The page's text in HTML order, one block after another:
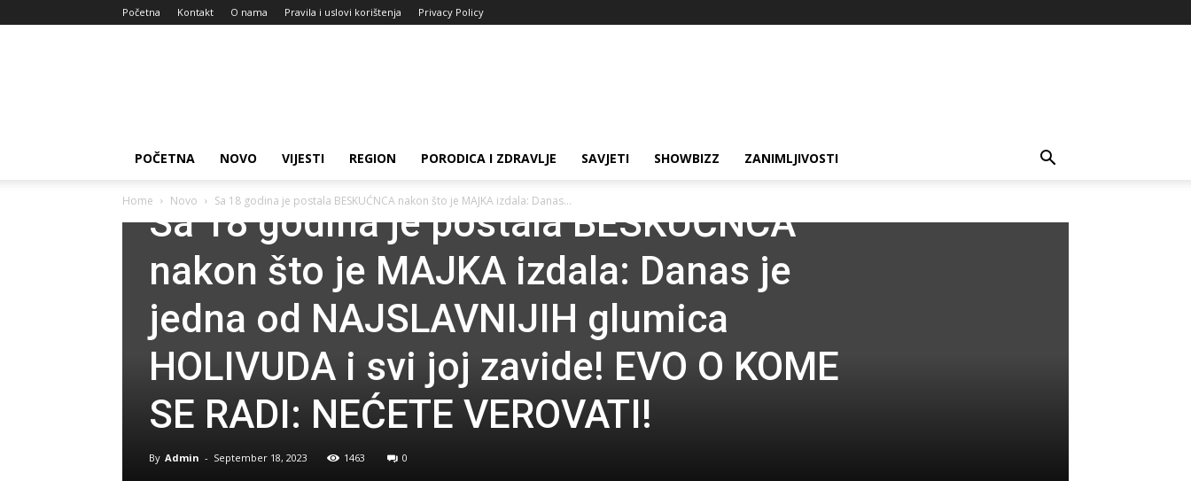
Početna Kontakt O nama Pravila i uslovi korištenja Privacy Policy
POČETNA NOVO VIJESTI REGION PORODICA I ZDRAVLJE SAVJETI SHOWBIZZ ZANIMLJIVOSTI
Home Novo Sa 18 godina je postala BESKUĆNCA nakon što je MAJKA izdala: Danas...
Sa 18 godina je postala BESKUĆNCA
nakon što je MAJKA izdala: Danas je
jedna od NAJSLAVNIJIH glumica
HOLIVUDA i svi joj zavide! EVO O KOME
SE RADI: NEĆETE VEROVATI!
By Admin - September 18, 2023 1463 0